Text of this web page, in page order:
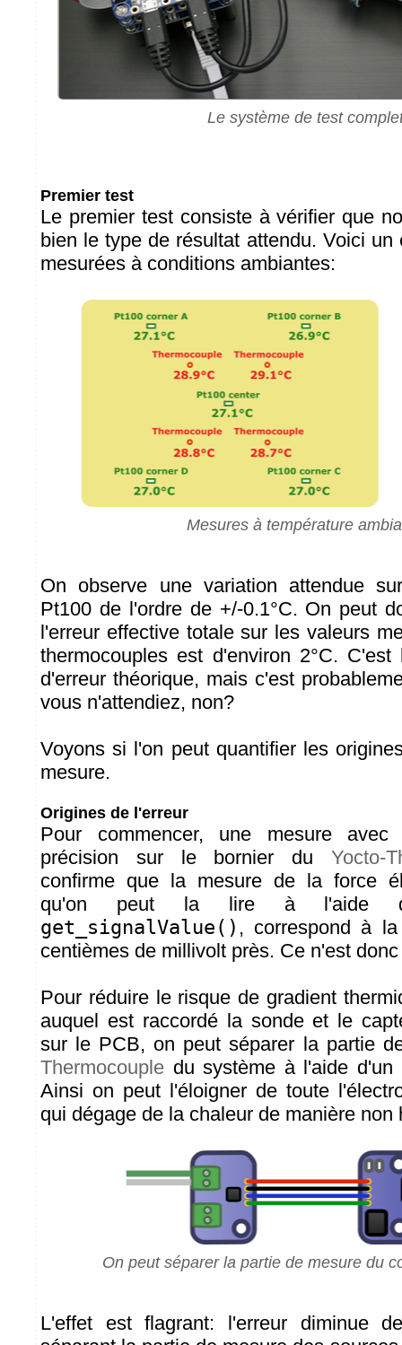
Le système de test
Premier test
Le premier test consiste à vérifier que
bien le type de résultat attendu. Voici un
mesurées à conditions ambiantes:
Mesures à température
On observe une variation attendue
Pt100 de l'ordre de +/-0.1°C. On peut
l'erreur effective totale sur les valeurs
thermocouples est d'environ 2°C.
d'erreur théorique, mais c'est
vous n'attendiez, non?
Voyons si l'on peut quantifier les
mesure.
Origines de l'erreur
Pour commencer, une mesure
précision sur le bornier duYocto-
confirme que la mesure de la force
qu'on peut la lire à l'aide
get_signalValue() , correspond à
centièmes de millivolt près. Ce n'est
Pour réduire le risque de gradient
auquel est raccordé la sonde et le
sur le PCB, on peut séparer la partie
Thermocouple du système à l'aide
Ainsi on peut l'éloigner de toute
qui dégage de la chaleur de manière non
On peut séparer la partie de mesure du
L'effet est flagrant: l'erreur diminue